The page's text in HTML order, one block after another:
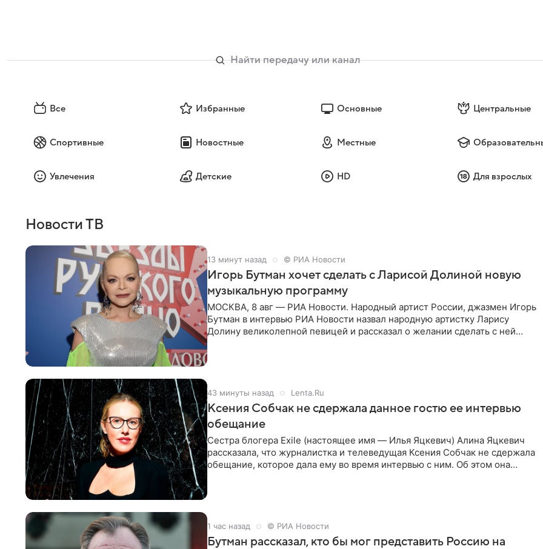
Все Избранные Основные Центральные
Спортивные Новостные Местные
Увлечения Детские HD Для взрослых
Новости ТВ
13 минут назад © РИА Новости
Игорь Бутман хочет сделать с Ларисой Долиной новую
музыкальную программу
МОСКВА, 8 авг — РИА Новости. Народный артист России, джазмен Игорь
Бутман в интервью РИА Новости назвал народную артистку Ларису
Долину великолепной певицей и рассказал о желании сделать с ней
43 минуты назад Lenta.Ru
Ксения Собчак не сдержала данное гостю ее интервью
обещание
Сестра блогера Exile (настоящее имя — Илья Яцкевич) Алина Яцкевич
рассказала, что журналистка и телеведущая Ксения Собчак не сдержала
обещание, которое дала ему во время интервью с ним. Об этом она
1 час назад © РИА Новости
Бутман рассказал, кто бы мог представить Россию на